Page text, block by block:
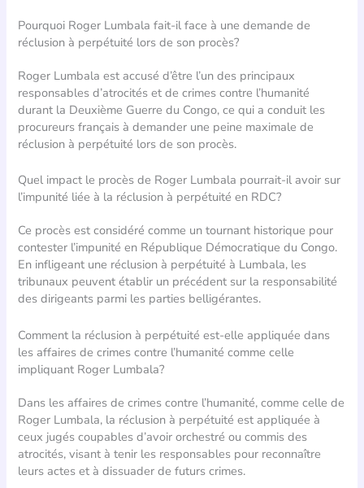
Pourquoi Roger Lumbala fait-il face à une demande de
réclusion à perpétuité lors de son procès?
Roger Lumbala est accusé d’être l’un des principaux
responsables d’atrocités et de crimes contre l’humanité
durant la Deuxième Guerre du Congo, ce qui a conduit les
procureurs français à demander une peine maximale de
réclusion à perpétuité lors de son procès.
Quel impact le procès de Roger Lumbala pourrait-il avoir sur
l’impunité liée à la réclusion à perpétuité en RDC?
Ce procès est considéré comme un tournant historique pour
contester l’impunité en République Démocratique du Congo.
En infligeant une réclusion à perpétuité à Lumbala, les
tribunaux peuvent établir un précédent sur la responsabilité
des dirigeants parmi les parties belligérantes.
Comment la réclusion à perpétuité est-elle appliquée dans
les affaires de crimes contre l’humanité comme celle
impliquant Roger Lumbala?
Dans les affaires de crimes contre l’humanité, comme celle de
Roger Lumbala, la réclusion à perpétuité est appliquée à
ceux jugés coupables d’avoir orchestré ou commis des
atrocités, visant à tenir les responsables pour reconnaître
leurs actes et à dissuader de futurs crimes.